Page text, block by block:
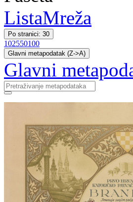
ListaMreža
Po stranici: 30
102550100
Glavni metapodatak (Z->A)
Glavni